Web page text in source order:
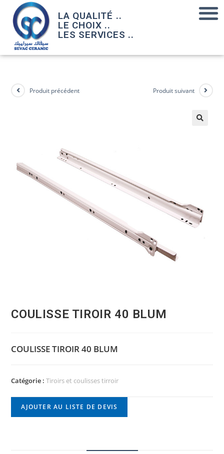
LA QUALITÉ ..
LE CHOIX ..
LES SERVICES ..
Produit précédent Produit suivant
COULISSE TIROIR 40 BLUM
COULISSE TIROIR 40 BLUM
Catégorie :Tiroirs et coulisses tirroir
AJOUTER AU LISTE DE DEVIS